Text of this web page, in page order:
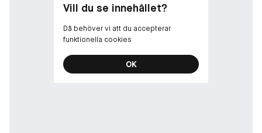
Vill du se innehållet?
Då behöver vi att du accepterar
funktionella cookies
OK